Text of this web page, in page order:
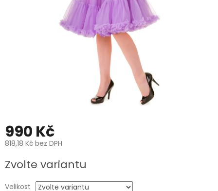
990 Kč
818,18 Kč bez DPH
cena:
Zvolte variantu
Velikost